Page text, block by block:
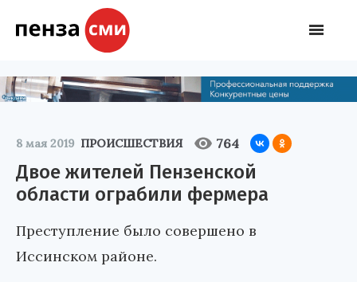
8 мая 2019 ПРОИСШЕСТВИЯ 764
Двое жителей Пензенской
области ограбили фермера
Преступление было совершено в
Иссинском районе.